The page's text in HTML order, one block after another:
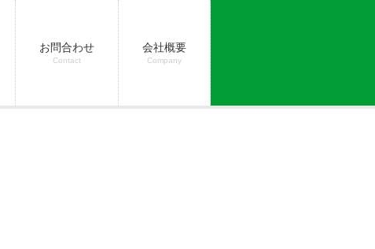
お問合わせ
Contact
会社概要
Company